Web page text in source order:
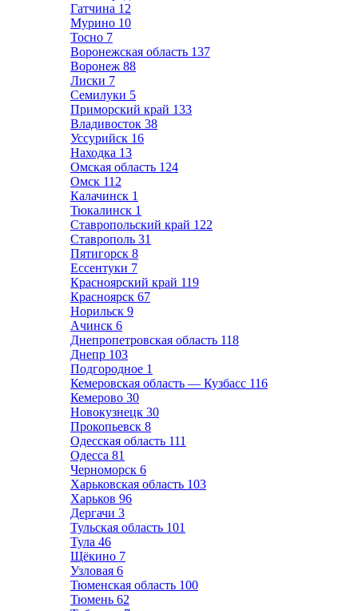
Гатчина 12
Мурино 10
Тосно 7
Воронежская область 137
Воронеж 88
Лиски 7
Семилуки 5
Приморский край 133
Владивосток 38
Уссурийск 16
Находка 13
Омская область 124
Омск 112
Калачинск 1
Тюкалинск 1
Ставропольский край 122
Ставрополь 31
Пятигорск 8
Ессентуки 7
Красноярский край 119
Красноярск 67
Норильск 9
Ачинск 6
Днепропетровская область 118
Днепр 103
Подгородное 1
Кемеровская область — Кузбасс 116
Кемерово 30
Новокузнецк 30
Прокопьевск 8
Одесская область 111
Одесса 81
Черноморск 6
Харьковская область 103
Харьков 96
Дергачи 3
Тульская область 101
Тула 46
Щёкино 7
Узловая 6
Тюменская область 100
Тюмень 62